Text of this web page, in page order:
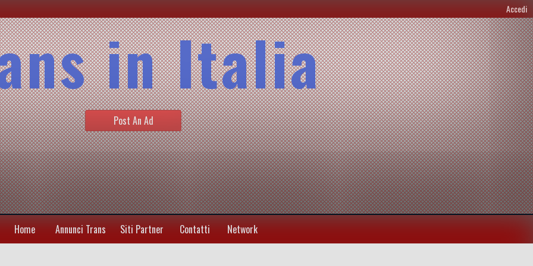
Accedi
in Italia
Post An Ad
Home Annunci Trans Siti Partner Contatti Network